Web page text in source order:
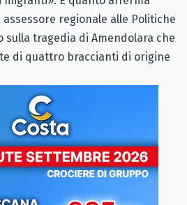
assessore regionale alle Politiche
sulla tragedia di Amendolara che
di quattro braccianti di origine